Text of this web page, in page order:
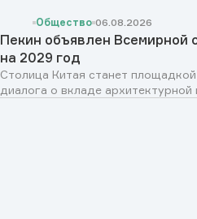
Общество 06.08.2026
Пекин объявлен Всемирной
на 2029 год
Столица Китая станет
диалога о вкладе архитектурной